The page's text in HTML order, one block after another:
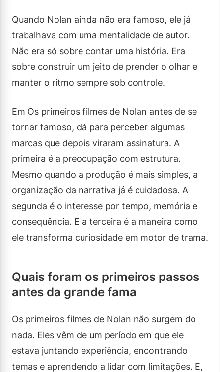
Quando Nolan ainda não era famoso, ele já
trabalhava com uma mentalidade de autor.
Não era só sobre contar uma história. Era
sobre construir um jeito de prender o olhar e
manter o ritmo sempre sob controle.
Em Os primeiros filmes de Nolan antes de se
tornar famoso, dá para perceber algumas
marcas que depois viraram assinatura. A
primeira é a preocupação com estrutura.
Mesmo quando a produção é mais simples, a
organização da narrativa já é cuidadosa. A
segunda é o interesse por tempo, memória e
consequência. E a terceira é a maneira como
ele transforma curiosidade em motor de trama.
Quais foram os primeiros passos
antes da grande fama
Os primeiros filmes de Nolan não surgem do
nada. Eles vêm de um período em que ele
estava juntando experiência, encontrando
temas e aprendendo a lidar com limitações. E,